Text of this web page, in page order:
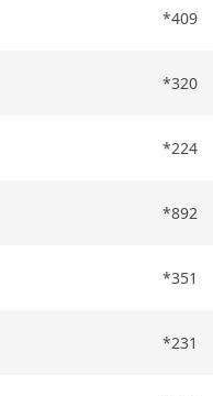
*409
*320
*224
*892
*351
*231